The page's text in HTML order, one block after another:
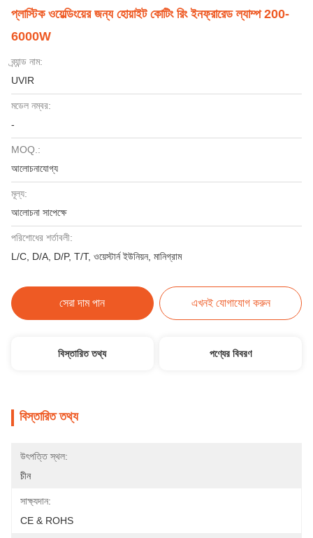
প্লাস্টিক ওয়েল্ডিংয়ের জন্য হোয়াইট কোটিং রিং ইনফ্রারেড ল্যাম্প 200-
6000W
ব্র্যান্ড নাম:
UVIR
মডেল নম্বর:
-
MOQ.:
আলোচনাযোগ্য
মূল্য:
আলোচনা সাপেক্ষে
পরিশোধের শর্তাবলী:
L/C, D/A, D/P, T/T, ওয়েস্টার্ন ইউনিয়ন, মানিগ্রাম
সেরা দাম পান এখনই যোগাযোগ করুন
বিস্তারিত তথ্য পণ্যের বিবরণ
বিস্তারিত তথ্য
উৎপত্তি স্থল:
চীন
সাক্ষ্যদান:
CE & ROHS